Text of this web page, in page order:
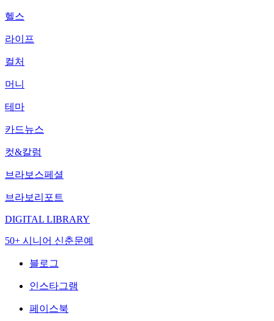
헬스
라이프
컬처
머니
테마
카드뉴스
컷&칼럼
브라보스페셜
브라보리포트
DIGITAL LIBRARY
50+ 시니어 신춘문예
블로그
인스타그램
페이스북